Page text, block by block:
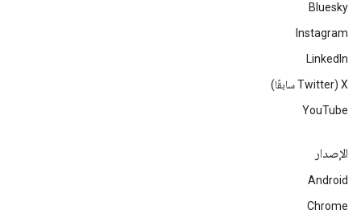
Bluesky
Instagram
LinkedIn
‫X ‏(Twitter سابقًا)
YouTube
الإصدار
Android
Chrome